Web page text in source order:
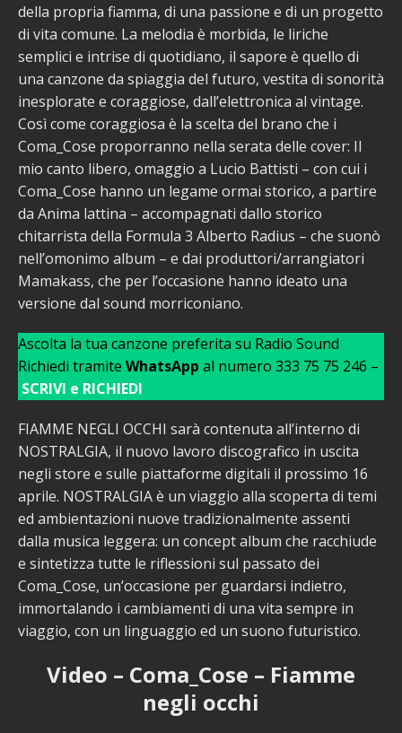
della propria fiamma, di una passione e di un progetto
di vita comune. La melodia è morbida, le liriche
semplici e intrise di quotidiano, il sapore è quello di
una canzone da spiaggia del futuro, vestita di sonorità
inesplorate e coraggiose, dall’elettronica al vintage.
Così come coraggiosa è la scelta del brano che i
Coma_Cose proporranno nella serata delle cover: Il
mio canto libero, omaggio a Lucio Battisti – con cui i
Coma_Cose hanno un legame ormai storico, a partire
da Anima lattina – accompagnati dallo storico
chitarrista della Formula 3 Alberto Radius – che suonò
nell’omonimo album – e dai produttori/arrangiatori
Mamakass, che per l’occasione hanno ideato una
versione dal sound morriconiano.
Ascolta la tua canzone preferita su Radio Sound
Richiedi tramite WhatsApp al numero 333 75 75 246 –
SCRIVI e RICHIEDI
FIAMME NEGLI OCCHI sarà contenuta all’interno di
NOSTRALGIA, il nuovo lavoro discografico in uscita
negli store e sulle piattaforme digitali il prossimo 16
aprile. NOSTRALGIA è un viaggio alla scoperta di temi
ed ambientazioni nuove tradizionalmente assenti
dalla musica leggera: un concept album che racchiude
e sintetizza tutte le riflessioni sul passato dei
Coma_Cose, un’occasione per guardarsi indietro,
immortalando i cambiamenti di una vita sempre in
viaggio, con un linguaggio ed un suono futuristico.
Video – Coma_Cose – Fiamme
negli occhi